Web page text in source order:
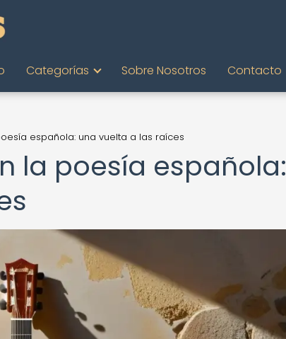
Categorías Sobre Nosotros Contacto
española: una vuelta a las raíces
la poesía española: